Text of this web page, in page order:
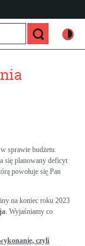
sprawie budżetu.
się planowany deficyt
powołuje się Pan
na koniec roku 2023
. Wyjaśniamy co
czyli